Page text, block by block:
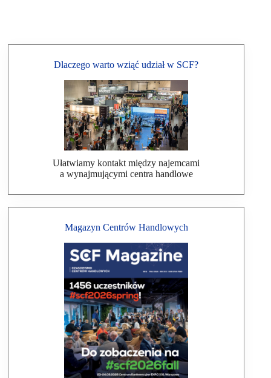
Dlaczego warto wziąć udział w SCF?
Ułatwiamy kontakt między najemcami
a wynajmującymi centra handlowe
Magazyn Centrów Handlowych